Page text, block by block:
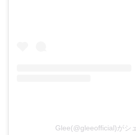
Glee(@gleeofficial)がシ